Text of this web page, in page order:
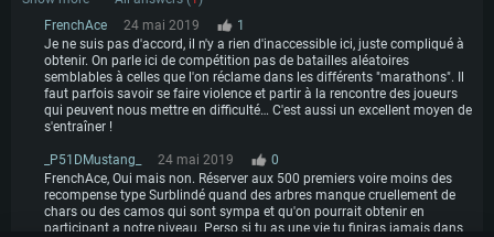
FrenchAce
24 mai 2019
1
Je ne suis pas d'accord, il n'y a rien d'inaccessible ici, juste compliqué à
obtenir. On parle ici de compétition pas de batailles aléatoires
semblables à celles que l'on réclame dans les différents "marathons". Il
faut parfois savoir se faire violence et partir à la rencontre des joueurs
qui peuvent nous mettre en difficulté… C'est aussi un excellent moyen de
s'entraîner !
_P51DMustang_ 24 mai 2019
0
FrenchAce, Oui mais non. Réserver aux 500 premiers voire moins des
recompense type Surblindé quand des arbres manque cruellement de
chars ou des camos qui sont sympa et qu'on pourrait obtenir en
participant a notre niveau. Perso si tu as une vie tu finiras jamais dans